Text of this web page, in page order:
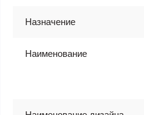
Назначение
Наименование